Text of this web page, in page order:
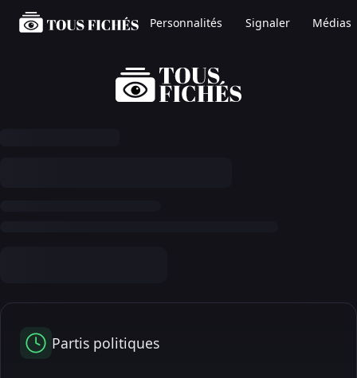
Personnalités Signaler Médias
Partis politiques